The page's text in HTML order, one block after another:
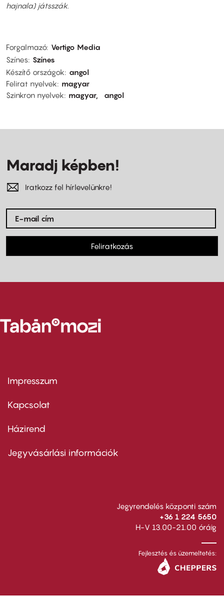
hajnala) játsszák.
Forgalmazó Vertigo Media
Színes Színes
Készítő országok
angol
Felirat nyelvek
magyar
Szinkron nyelvek
magyar angol
Maradj képben!
Iratkozz fel hírlevelünkre!
Feliratkozás
Footer
first
Impresszum
Kapcsolat
Footer
second
Házirend
Jegyvásárlási információk
Jegyrendelés központi szám
+36 1 224 5650
H-V 13.00-21.00 óráig
Fejlesztés és üzemeltetés: